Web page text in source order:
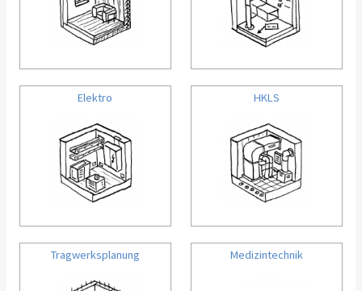
Elektro HKLS
Tragwerksplanung Medizintechnik